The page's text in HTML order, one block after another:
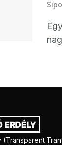
(Transparent